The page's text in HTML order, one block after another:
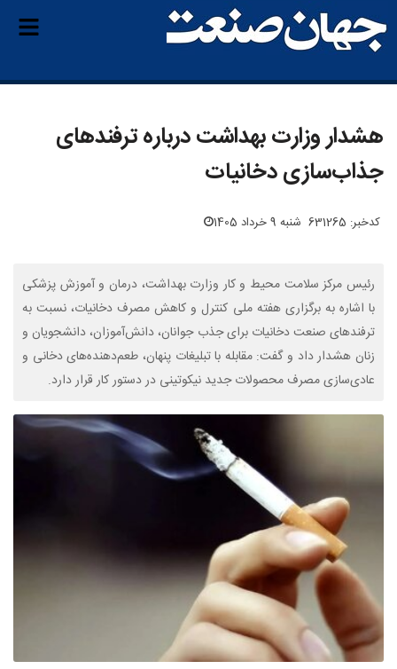
هشدار وزارت بهداشت درباره ترفندهای
جذاب‌سازی دخانیات
کدخبر: 631265 شنبه 9 خرداد 1405
رئیس مرکز سلامت محیط و کار وزارت بهداشت، درمان و آموزش پزشکی
با اشاره به برگزاری هفته ملی کنترل و کاهش مصرف دخانیات، نسبت به
ترفندهای صنعت دخانیات برای جذب جوانان، دانش‌آموزان، دانشجویان و
زنان هشدار داد و گفت: مقابله با تبلیغات پنهان، طعم‌دهنده‌های دخانی و
عادی‌سازی مصرف محصولات جدید نیکوتینی در دستور کار قرار دارد.